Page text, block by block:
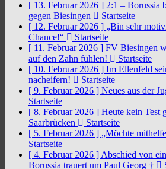
[ 13. Februar 2026 ] 2:1 – Borussia
gegen Biesingen
Startseite
[ 12. Februar 2026 ] „Bin sehr
Chance!“
Startseite
[ 11. Februar 2026 ] FV Biesingen
auf den Zahn fühlen!
Startseite
[ 10. Februar 2026 ] Im Ellenfeld
nacheifern!
Startseite
[ 9. Februar 2026 ] Neues aus der
Startseite
[ 8. Februar 2026 ] Heute kein Test
Saarbrücken
Startseite
[ 5. Februar 2026 ] „Möchte
Startseite
[ 4. Februar 2026 ] Abschied von
Borussia trauert um Paul Georg †